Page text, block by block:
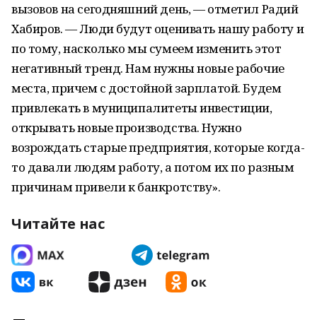
вызовов на сегодняшний день, — отметил Радий
Хабиров. — Люди будут оценивать нашу работу и
по тому, насколько мы сумеем изменить этот
негативный тренд. Нам нужны новые рабочие
места, причем с достойной зарплатой. Будем
привлекать в муниципалитеты инвестиции,
открывать новые производства. Нужно
возрождать старые предприятия, которые когда-
то давали людям работу, а потом их по разным
причинам привели к банкротству».
Читайте нас